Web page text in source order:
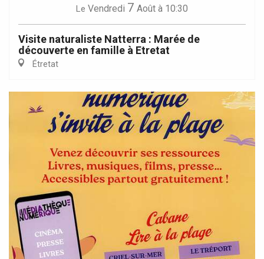
Le Vendredi 7 Août à 10:30
Visite naturaliste Natterra : Marée de
découverte en famille à Etretat
Étretat